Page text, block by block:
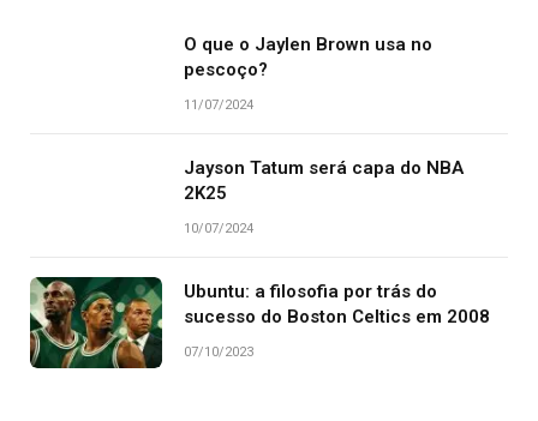
O que o Jaylen Brown usa no
pescoço?
11/07/2024
Jayson Tatum será capa do NBA
2K25
10/07/2024
Ubuntu: a filosofia por trás do
sucesso do Boston Celtics em 2008
07/10/2023